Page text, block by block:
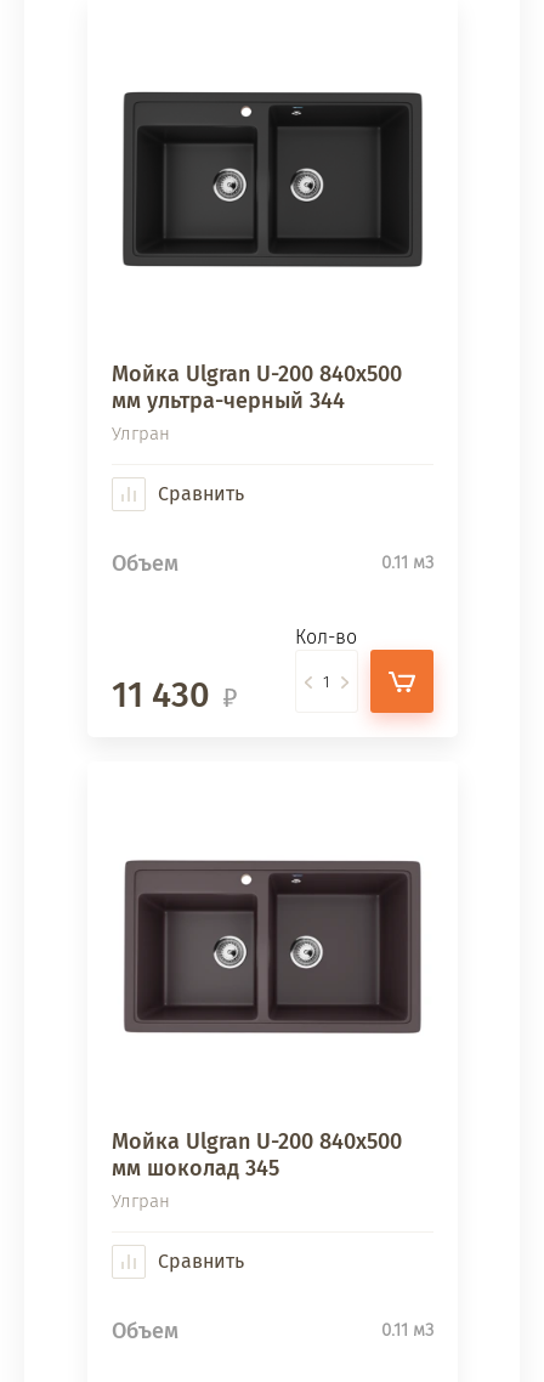
Мойка Ulgran U-200 840х500
мм ультра-черный 344
Улгран
Сравнить
Объем 0.11 м3
11 430
Кол-во
Мойка Ulgran U-200 840х500
мм шоколад 345
Улгран
Сравнить
Объем 0.11 м3